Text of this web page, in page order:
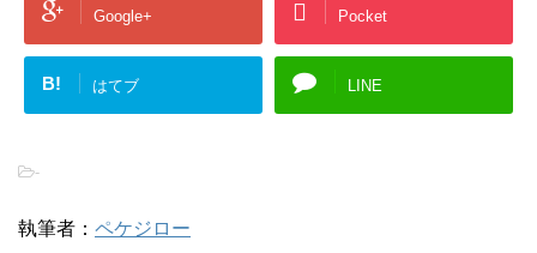
Google+ Pocket
B! はてブ LINE
-
執筆者： ペケジロー